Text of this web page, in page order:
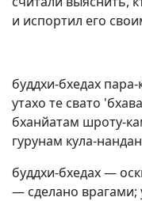
и испортил его
буддхи-бхедах пара-
утахо те свато
бханйатам шроту-
гурунам кула-
буддхи-бхедах —
— сделано врагами;